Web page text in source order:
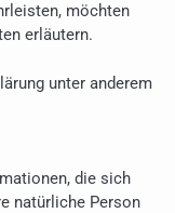
möchten
erläutern.
unter anderem
die sich
natürliche Person